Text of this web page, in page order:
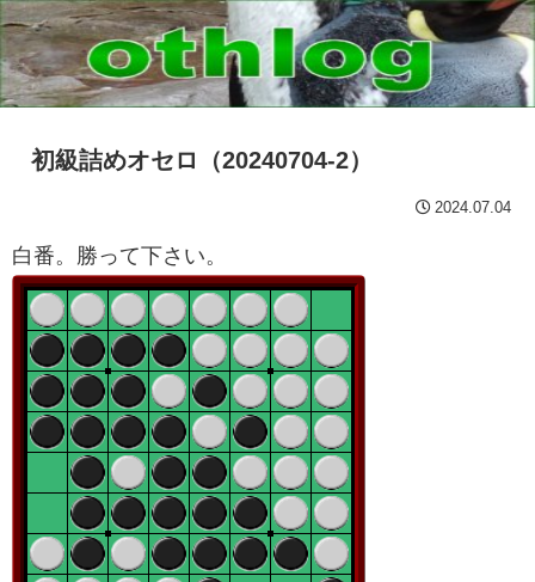
初級詰めオセロ（20240704-2）
2024.07.04
白番。勝って下さい。